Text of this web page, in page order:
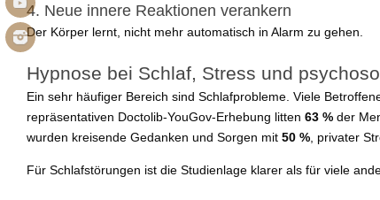
4. Neue innere Reaktionen verankern
Der Körper lernt, nicht mehr automatisch in Alarm zu gehen.
Hypnose bei Schlaf, Stress und
Ein sehr häufiger Bereich sind Schlafprobleme. Viele
repräsentativen Doctolib-YouGov-Erhebung litten 63 % der
wurden kreisende Gedanken und Sorgen mit 50 % , privater
Für Schlafstörungen ist die Studienlage klarer als für viele